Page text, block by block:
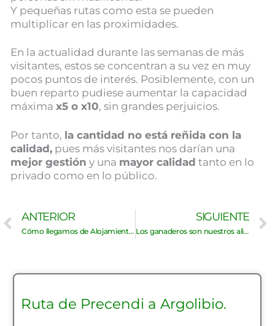
Y pequeñas rutas como esta se pueden
multiplicar en las proximidades.
En la actualidad durante las semanas de más
visitantes, estos se concentran a su vez en muy
pocos puntos de interés. Posiblemente, con un
buen reparto pudiese aumentar la capacidad
máxima x5 o x10, sin grandes perjuicios.
Por tanto, la cantidad no está reñida con la
calidad, pues más visitantes nos darían una
mejor gestión y una mayor calidad tanto en lo
privado como en lo público.
Ant
ANTERIOR
Cómo llegamos de Alojamientos rurales ilegales a la MARCA de Asturias
SIGUIENTE
Los ganaderos son nuestros aliados
Ruta de Precendi a Argolibio.